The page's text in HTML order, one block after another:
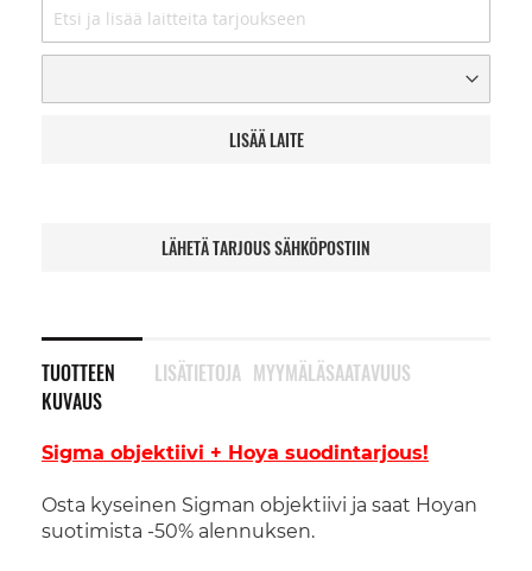
LISÄÄ LAITE
LÄHETÄ TARJOUS SÄHKÖPOSTIIN
TUOTTEEN
KUVAUS
Sigma objektiivi + Hoya suodintarjous!
Osta kyseinen Sigman objektiivi ja saat Hoyan
suotimista -50% alennuksen.
LISÄTIETOJA MYYMÄLÄSAATAVUUS